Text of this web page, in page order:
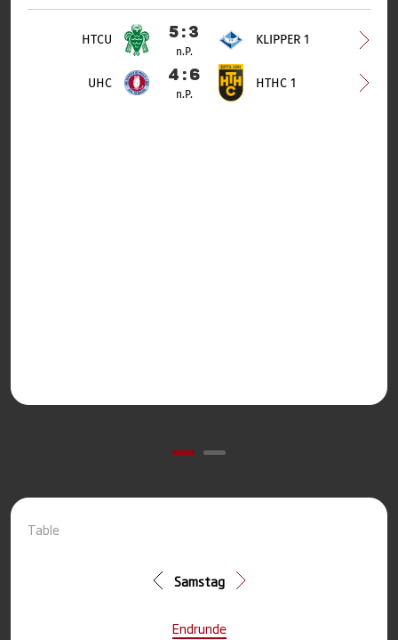
HTCU 5 : 3
n.P.
KLIPPER 1
UHC 4 : 6
n.P.
HTHC 1
Table
Samstag
Endrunde